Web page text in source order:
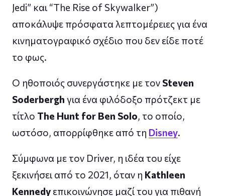
Jedi” και “The Rise of Skywalker”)
αποκάλυψε πρόσφατα λεπτομέρειες για ένα
κινηματογραφικό σχέδιο που δεν είδε ποτέ
το φως.
Ο ηθοποιός συνεργάστηκε με τον Steven
Soderbergh για ένα φιλόδοξο πρότζεκτ με
τίτλο The Hunt for Ben Solo, το οποίο,
ωστόσο, απορρίφθηκε από τη Disney.
Σύμφωνα με τον Driver, η ιδέα του είχε
ξεκινήσει από το 2021, όταν η Kathleen
Kennedy επικοινώνησε μαζί του για πιθανή